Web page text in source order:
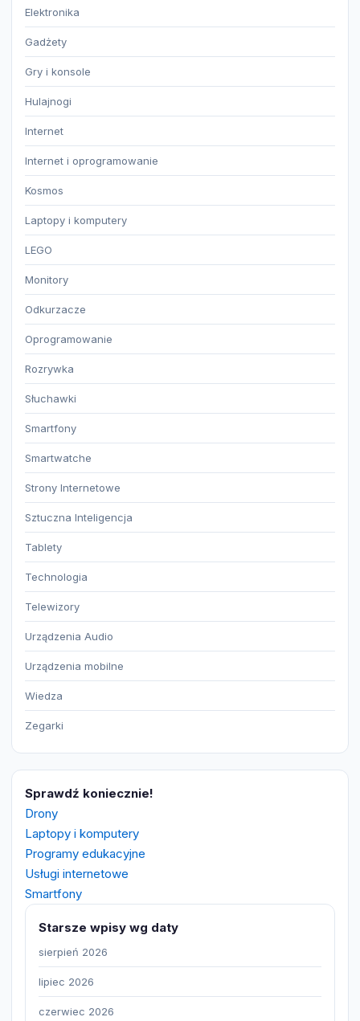
Elektronika
Gadżety
Gry i konsole
Hulajnogi
Internet
Internet i oprogramowanie
Kosmos
Laptopy i komputery
LEGO
Monitory
Odkurzacze
Oprogramowanie
Rozrywka
Słuchawki
Smartfony
Smartwatche
Strony Internetowe
Sztuczna Inteligencja
Tablety
Technologia
Telewizory
Urządzenia Audio
Urządzenia mobilne
Wiedza
Zegarki
Sprawdź koniecznie!
Drony
Laptopy i komputery
Programy edukacyjne
Usługi internetowe
Smartfony
Starsze wpisy wg daty
sierpień 2026
lipiec 2026
czerwiec 2026